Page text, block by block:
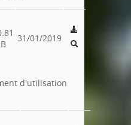
31/01/2019
d'utilisation